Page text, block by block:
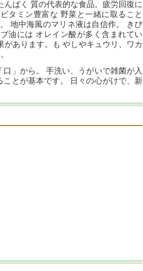
ぱく 質の代表的な食品。疲労回復に
タミン豊富な 野菜と一緒に取ること
地中海風のマリネ液は自信作。 きび
油には オレイン酸が多く含まれてい
あります。も やしやキュウリ、ワカ
」から。 手洗い、うがいで雑菌が入
とが基本です。 日々の心がけで、新